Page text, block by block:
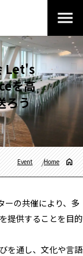
Let's
を高
ろう
Home
Event
ーの共催により、多
提供することを目的
を通し、文化や言語